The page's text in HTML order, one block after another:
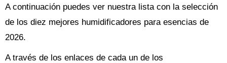
A continuación puedes ver nuestra lista con la selección
de los diez mejores humidificadores para esencias de
2026.
A través de los enlaces de cada un de los